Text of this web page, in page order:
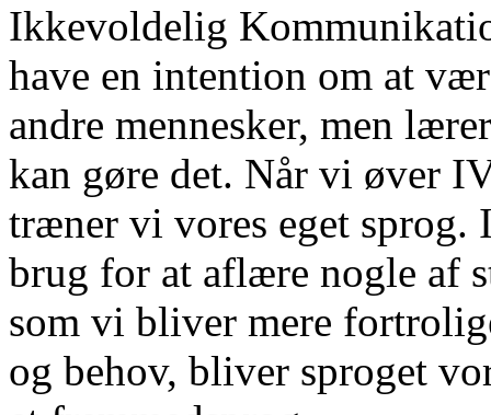
Ikkevoldelig
have en intention om at
andre mennesker, men
kan gøre det. Når vi øver
træner vi vores eget sprog.
brug for at aflære nogle af
som vi bliver mere
og behov, bliver sproget